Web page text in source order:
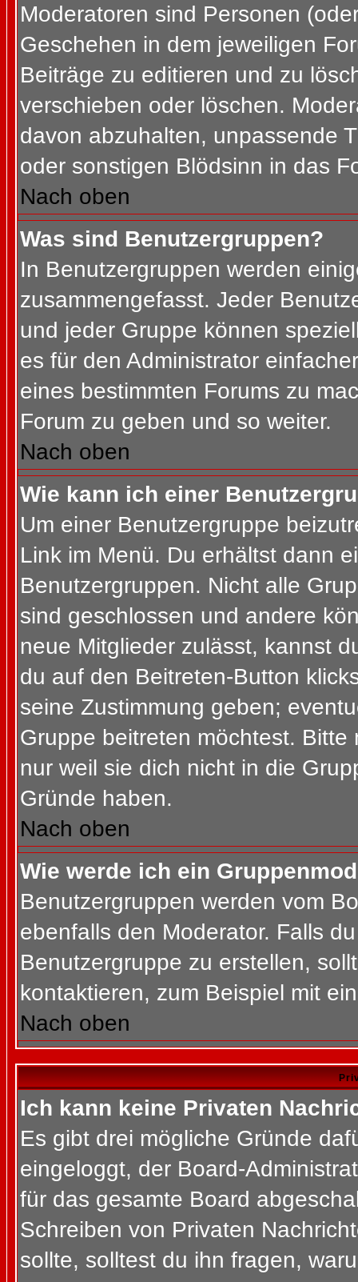
Moderatoren sind Personen
Geschehen in dem jeweiligen
Beiträge zu editieren und zu
verschieben oder löschen.
davon abzuhalten, unpassende
oder sonstigen Blödsinn in das
Nach oben
Was sind Benutzergruppen?
In Benutzergruppen werden
zusammengefasst. Jeder
und jeder Gruppe können
es für den Administrator
eines bestimmten Forums zu
Forum zu geben und so weiter.
Nach oben
Wie kann ich einer
Um einer Benutzergruppe
Link im Menü. Du erhältst dann
Benutzergruppen. Nicht alle
sind geschlossen und andere
neue Mitglieder zulässt, kannst
du auf den Beitreten-Button
seine Zustimmung geben;
Gruppe beitreten möchtest.
nur weil sie dich nicht in die
Gründe haben.
Nach oben
Wie werde ich ein
Benutzergruppen werden vom
ebenfalls den Moderator. Falls
Benutzergruppe zu erstellen,
kontaktieren, zum Beispiel mit
Nach oben
Ich kann keine Privaten
Es gibt drei mögliche Gründe
eingeloggt, der Board-
für das gesamte Board
Schreiben von Privaten
sollte, solltest du ihn fragen,